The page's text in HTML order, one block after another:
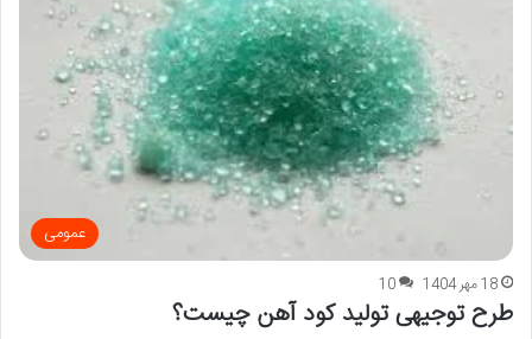
عمومی
18 مهر 1404 10
طرح توجیهی تولید کود آهن چیست؟